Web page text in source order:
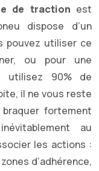
de traction est
dispose d’un
pouvez utiliser ce
ou pour une
utilisez 90% de
il ne vous reste
fortement
au
les actions :
d’adhérence,